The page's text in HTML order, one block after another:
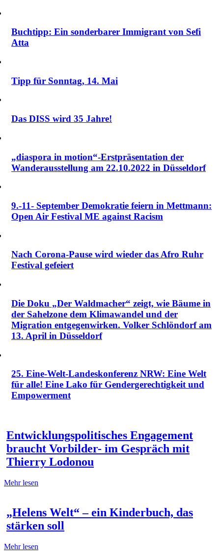
Buchtipp: Ein sonderbarer Immigrant von Sefi
Atta
Tipp für Sonntag, 14. Mai
Das DISS wird 35 Jahre!
„diaspora in motion“-Erstpräsentation der
Wanderausstellung am 22.10.2022 in Düsseldorf
9.-11- September Demokratie feiern in Mettmann:
Open Air Festival ME against Racism
Nach Corona-Pause wird wieder das Afro Ruhr
Festival gefeiert
Die Doku „Der Waldmacher“ zeigt, wie Bäume in
der Sahelzone dem Klimawandel und der
Migration entgegenwirken. Volker Schlöndorf am
13. April in Düsseldorf
25. Eine-Welt-Landeskonferenz NRW: Eine Welt
für alle! Eine Lako für Gendergerechtigkeit und
Empowerment
Entwicklungspolitisches Engagement
braucht Vorbilder- im Gespräch mit
Thierry Lodonou
Mehr lesen
„Helens Welt“ – ein Kinderbuch, das
stärken soll
Mehr lesen